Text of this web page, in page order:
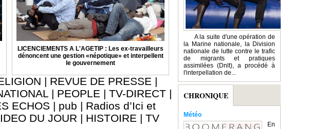
LICENCIEMENTS A L'AGETIP : Les ex-travailleurs
dénoncent une gestion «népotique» et interpellent
le gouvernement
| REVUE DE PRESSE |
| PEOPLE | TV-DIRECT |
ECHOS | pub | Radios d’Ici et
DU JOUR | HISTOIRE | TV
A la suite d'une opération de
la Marine nationale, la Division
nationale de lutte contre le trafic
de migrants et pratiques
assimilées (Dnlt), a procédé à
l'interpellation de...
CHRONIQUE
Météo
En